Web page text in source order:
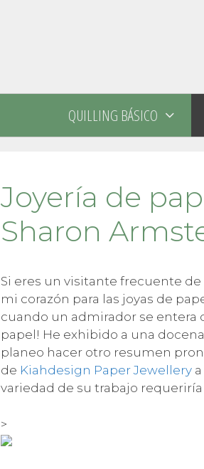
QUILLING BÁSICO
Joyería de
Sharon
Si eres un visitante frecuente
mi corazón para las joyas de
cuando un admirador se entera
papel! He exhibido a una
planeo hacer otro resumen
de Kiahdesign Paper Jewellery
variedad de su trabajo
>